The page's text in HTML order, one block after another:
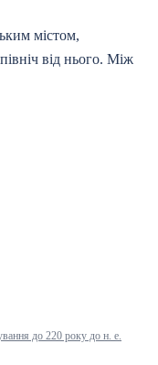
містом,
від нього. Між
до 220 року до н. е.